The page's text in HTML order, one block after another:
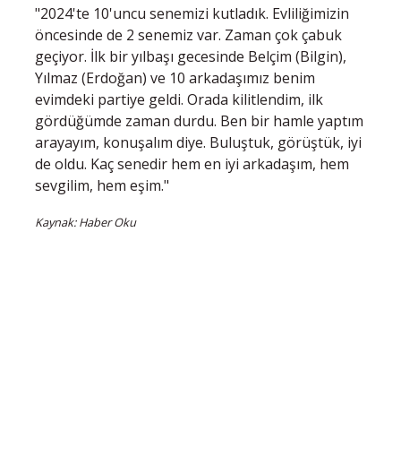
"2024'te 10'uncu senemizi kutladık. Evliliğimizin
öncesinde de 2 senemiz var. Zaman çok çabuk
geçiyor. İlk bir yılbaşı gecesinde Belçim (Bilgin),
Yılmaz (Erdoğan) ve 10 arkadaşımız benim
evimdeki partiye geldi. Orada kilitlendim, ilk
gördüğümde zaman durdu. Ben bir hamle yaptım
arayayım, konuşalım diye. Buluştuk, görüştük, iyi
de oldu. Kaç senedir hem en iyi arkadaşım, hem
sevgilim, hem eşim."
Kaynak: Haber Oku